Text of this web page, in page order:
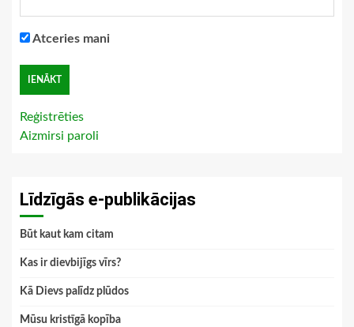
Atceries mani
Reģistrēties
Aizmirsi paroli
Līdzīgās e-publikācijas
Būt kaut kam citam
Kas ir dievbijīgs vīrs?
Kā Dievs palīdz plūdos
Mūsu kristīgā kopība